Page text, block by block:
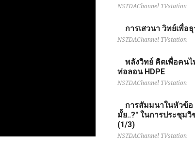
NSTDAChannel TVstation
การเสวนา วิทย์เพื่อ
NSTDAChannel TVstation
พลังวิทย์ คิดเพื่อคน
ท่อลอน HDPE
NSTDAChannel TVstation
การสัมมนาในหัวข้อ
มั้ย..?" ในการประชุมวิ
(1/3)
NSTDAChannel TVstation